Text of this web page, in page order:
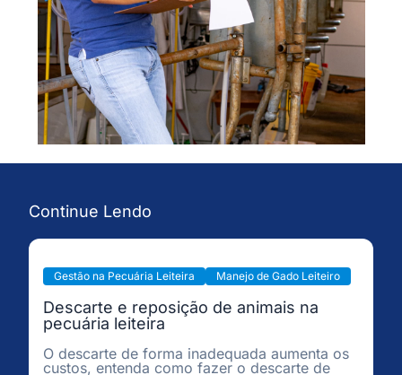
Continue Lendo
Gestão na Pecuária Leiteira Manejo de Gado Leiteiro
Descarte e reposição de animais na
pecuária leiteira
O descarte de forma inadequada aumenta os
custos, entenda como fazer o descarte de